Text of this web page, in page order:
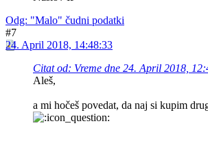
Odg: "Malo" čudni podatki
#7
24. April 2018, 14:48:33
Citat od: Vreme dne 24. April 2018,
Aleš,
a mi hočeš povedat, da naj si kupim